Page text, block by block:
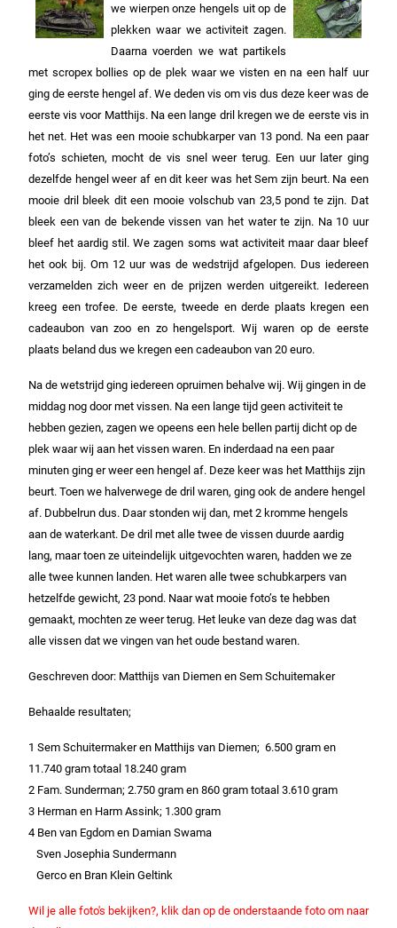
we wierpen onze hengels uit op de
plekken waar we activiteit zagen.
Daarna voerden we wat partikels
met scropex bollies op de plek waar we visten en na een half uur
ging de eerste hengel af. We deden vis om vis dus deze keer was de
eerste vis voor Matthijs. Na een lange dril kregen we de eerste vis in
het net. Het was een mooie schubkarper van 13 pond. Na een paar
foto’s schieten, mocht de vis snel weer terug. Een uur later ging
dezelfde hengel weer af en dit keer was het Sem zijn beurt. Na een
mooie dril bleek dit een mooie volschub van 23,5 pond te zijn. Dat
bleek een van de bekende vissen van het water te zijn. Na 10 uur
bleef het aardig stil. We zagen soms wat activiteit maar daar bleef
het ook bij. Om 12 uur was de wedstrijd afgelopen. Dus iedereen
verzamelden zich weer en de prijzen werden uitgereikt. Iedereen
kreeg een trofee. De eerste, tweede en derde plaats kregen een
cadeaubon van zoo en zo hengelsport. Wij waren op de eerste
plaats beland dus we kregen een cadeaubon van 20 euro.
Na de wetstrijd ging iedereen opruimen behalve wij. Wij gingen in de
middag nog door met vissen. Na een lange tijd geen activiteit te
hebben gezien, zagen we opeens een hele bellen partij dicht op de
plek waar wij aan het vissen waren. En inderdaad na een paar
minuten ging er weer een hengel af. Deze keer was het Matthijs zijn
beurt. Toen we halverwege de dril waren, ging ook de andere hengel
af. Dubbelrun dus. Daar stonden wij dan, met 2 kromme hengels
aan de waterkant. De dril met alle twee de vissen duurde aardig
lang, maar toen ze uiteindelijk uitgevochten waren, hadden we ze
alle twee kunnen landen. Het waren alle twee schubkarpers van
hetzelfde gewicht, 23 pond. Naar wat mooie foto’s te hebben
gemaakt, mochten ze weer terug. Het leuke van deze dag was dat
alle vissen dat we vingen van het oude bestand waren.
Geschreven door: Matthijs van Diemen en Sem Schuitemaker
Behaalde resultaten;
1 Sem Schuitermaker en Matthijs van Diemen; 6.500 gram en
11.740 gram totaal 18.240 gram
2 Fam. Sunderman; 2.750 gram en 860 gram totaal 3.610 gram
3 Herman en Harm Assink; 1.300 gram
4 Ben van Egdom en Damian Swama
Sven Josephia Sundermann
Gerco en Bran Klein Geltink
Wil je alle foto's bekijken?, klik dan op de onderstaande foto om naar